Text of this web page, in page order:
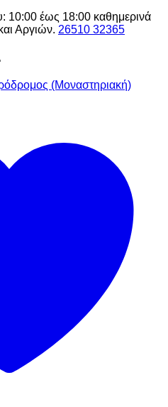
10:00 έως 18:00 καθημερινά
Αργιών. 26510 32365